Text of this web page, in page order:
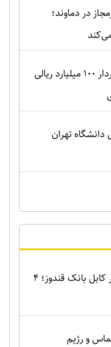
در دماوند؛
دستگیری زن کلاهبردار ۱۰۰ میلیارد ریالی
تهران
انفجار مرگبار در برابر کابل بانک قندوز؛ ۴
و رژیم